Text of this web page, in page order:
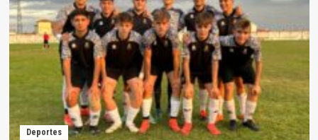
de
rehabilitación
del
desagüe
de
presa
de
Orellana
y
Deportes